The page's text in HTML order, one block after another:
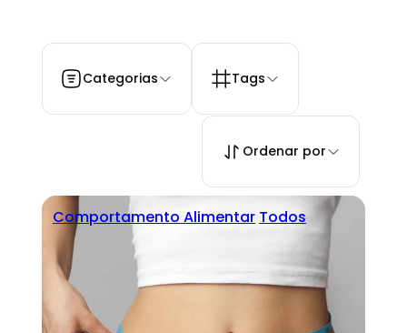
Categorias Tags
Ordenar por
Comportamento Alimentar Todos